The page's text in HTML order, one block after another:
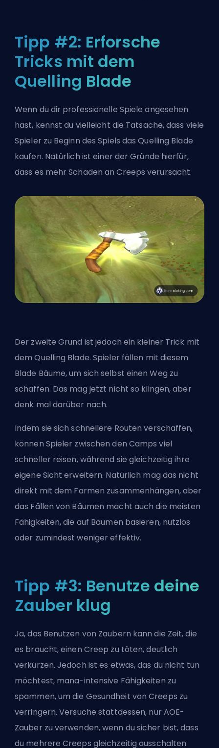
Tipp #2: Erforsche
Tricks mit dem
Quelling Blade
Wenn du dir professionelle Spiele angesehen
hast, kennst du vielleicht die Tatsache, dass viele
Spieler zu Beginn des Spiels das Quelling Blade
kaufen. Natürlich ist einer der Gründe hierfür,
dass es mehr Schaden an Creeps verursacht.
Der zweite Grund ist jedoch ein kleiner Trick mit
dem Quelling Blade. Spieler fällen mit diesem
Blade Bäume, um sich selbst einen Weg zu
schaffen. Das mag jetzt nicht so klingen, aber
denk mal darüber nach.
Indem sie sich schnellere Routen verschaffen,
können Spieler zwischen den Camps viel
schneller reisen, während sie gleichzeitig ihre
eigene Sicht erweitern. Natürlich mag das nicht
direkt mit dem Farmen zusammenhängen, aber
das Fällen von Bäumen macht auch die meisten
Fähigkeiten, die auf Bäumen basieren, nutzlos
oder zumindest weniger effektiv.
Tipp #3: Benutze deine
Zauber klug
Ja, das Benutzen von Zaubern kann die Zeit, die
es braucht, einen Creep zu töten, deutlich
verkürzen. Jedoch ist es etwas, das du nicht tun
möchtest, mana-intensive Fähigkeiten zu
spammen, um die Gesundheit von Creeps zu
verringern. Versuche stattdessen, nur AOE-
Zauber zu verwenden, wenn du sicher bist, dass
du mehrere Creeps gleichzeitig ausschalten